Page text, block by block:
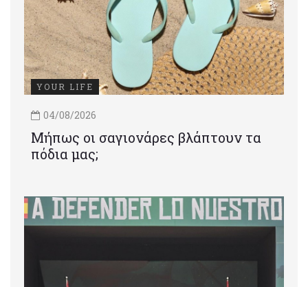
YOUR LIFE
04/08/2026
Μήπως οι σαγιονάρες βλάπτουν τα
πόδια μας;